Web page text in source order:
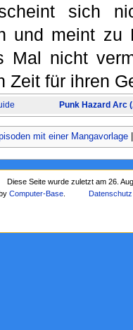
sich
und meint zu
Mal nicht
Zeit für ihren
Punk Hazard Arc
mit einer Mangavorlage
Diese Seite wurde zuletzt am 26.
Computer-Base Datenschutz